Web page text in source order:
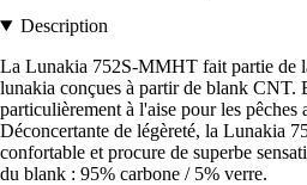
Description
La Lunakia 752S-MMHT fait partie de
lunakia conçues à partir de blank CNT.
particulièrement à l'aise pour les pêches
Déconcertante de légèreté, la Lunakia
confortable et procure de superbe
du blank : 95% carbone / 5% verre.